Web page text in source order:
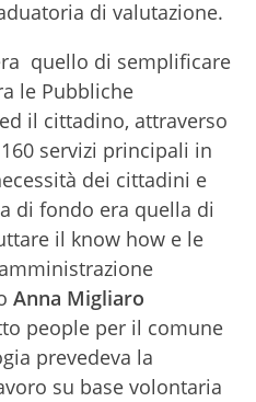
di valutazione.
quello di semplificare
le Pubbliche
il cittadino, attraverso
servizi principali in
dei cittadini e
di fondo era quella di
il know how e le
Anna Migliaro
people per il comune
prevedeva la
su base volontaria